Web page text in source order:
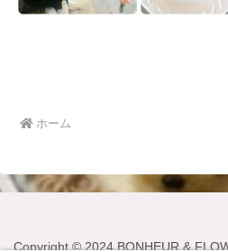
ホーム
Copyright © 2024 BONHEUR &